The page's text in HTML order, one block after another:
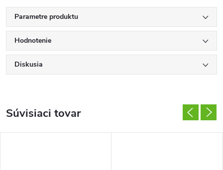
Parametre produktu
Hodnotenie
Diskusia
Súvisiaci tovar